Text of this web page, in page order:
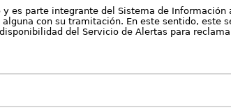
es parte integrante del Sistema de
con su tramitación. En este sentido, este
del Servicio de Alertas para